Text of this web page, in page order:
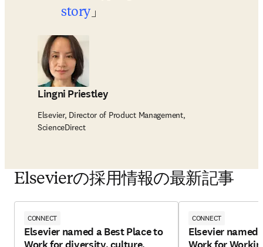
story
Lingni Priestley
Elsevier, Director of Product Management,
ScienceDirect
Elsevierの採用情報の最新記事
CONNECT
Elsevier named a Best Place to
CONNECT
Elsevier named